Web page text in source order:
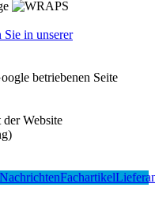
in unserer
betriebenen Seite
Website
NachrichtenFachartikel